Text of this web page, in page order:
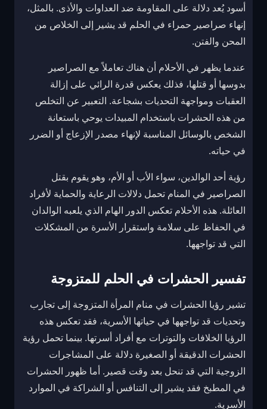
أسود يُعد دلالة على المقاومة ضد العداوات والأذى. بالمثل،
إنهاء صراصير حمراء في الحلم قد يشير إلى الخلاص من
المحن والفتن.
عندما يظهر في الأحلام أن هناك تعاملاً مع الصراصير
بدوسها أو قتلها، فذلك يعكس قدرة الرائي على إزالة
العقبات ومواجهة التحديات بشجاعة. التعبير عن التخلص
من هذه الحشرات باستخدام المبيدات يوحي باستعانة
الشخص بالوسائل المناسبة لإنهاء مصدر الإزعاج أو الضرر
في حياته.
رؤية أحد الوالدين، سواء الأب أو الأم، وهو يقوم بقتل
الصراصير في المنام تحمل دلالات الرعاية والحماية لأفراد
العائلة. هذه الأحلام تعكس الدور الهام الذي يلعبه الوالدان
في الحفاظ على سلامة واستقرار الأسرة من المشكلات
التي قد تواجهها.
تفسير الحشرات في الحلم للمتزوجة
تشير رؤيا الحشرات في منام المرأة المتزوجة إلى تجارب
وتحديات قد تواجهها في حياتها الأسرية، فقد تعكس هذه
الرؤيا الخلافات والتوترات مع أفراد أسرتها. بينما تحمل رؤية
الحشرات الدقيقة أو الصغيرة دلالة على المشاجرات
الزوجية التي قد تنحل بعد وقت قصير. أما ظهور الحشرات
في المطبخ فقد يشير إلى التنافس أو الشراكة في الموارد
الأسرية.